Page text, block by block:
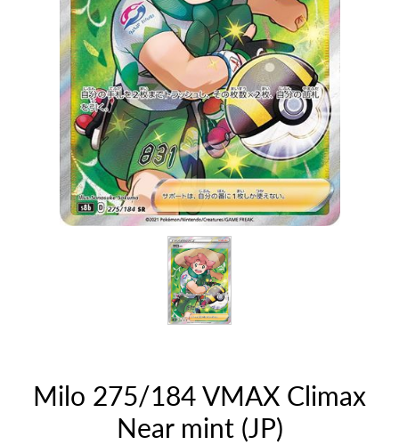
Milo 275/184 VMAX Climax
Near mint (JP)